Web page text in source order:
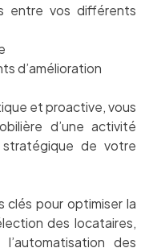
entre vos différents
d’amélioration
et proactive, vous
d’une activité
de votre
clés pour optimiser la
des locataires,
des